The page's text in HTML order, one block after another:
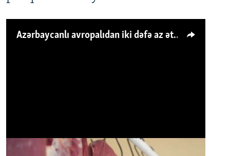
Azərbaycanlı avropalıdan iki dəfə az ət yeyir, amma... 'Qiymət artımı qaçılmazdır'